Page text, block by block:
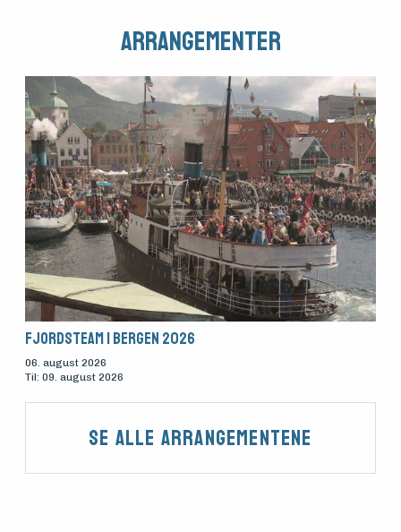
Arrangementer
Fjordsteam i Bergen 2026
06. august 2026
Til: 09. august 2026
Se alle arrangementene